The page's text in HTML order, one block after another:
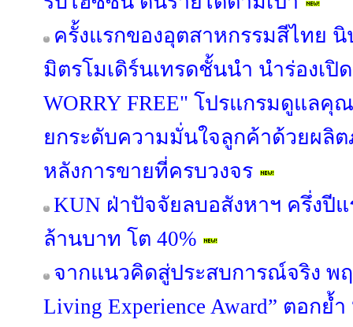
ครั้งแรกของอุตสาหกรรมสีไทย
มิตรโมเดิร์นเทรดชั้นนำ นำร่องเปิ
WORRY FREE" โปรแกรมดูแล
ยกระดับความมั่นใจลูกค้าด้วยผ
หลังการขายที่ครบวงจร
KUN ฝ่าปัจจัยลบอสังหาฯ ครึ่งปี
ล้านบาท โต 40%
จากแนวคิดสู่ประสบการณ์จริง พ
Living Experience Award” ตอกย้